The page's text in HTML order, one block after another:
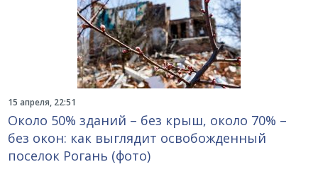
15 апреля, 22:51
Около 50% зданий – без крыш, около 70% –
без окон: как выглядит освобожденный
поселок Рогань (фото)